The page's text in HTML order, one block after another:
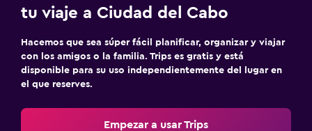
tu viaje a Ciudad del Cabo
Hacemos que sea súper fácil planificar, organizar y viajar
con los amigos o la familia. Trips es gratis y está
disponible para su uso independientemente del lugar en
el que reserves.
Empezar a usar Trips